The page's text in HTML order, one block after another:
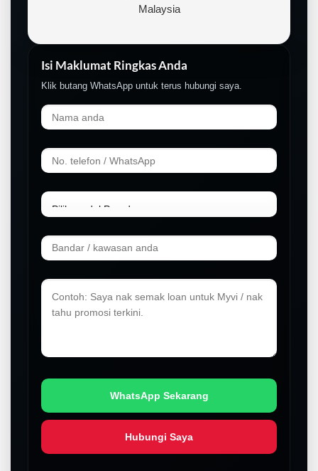
Malaysia
Isi Maklumat Ringkas Anda
Klik butang WhatsApp untuk terus hubungi saya.
WhatsApp Sekarang
Hubungi Saya